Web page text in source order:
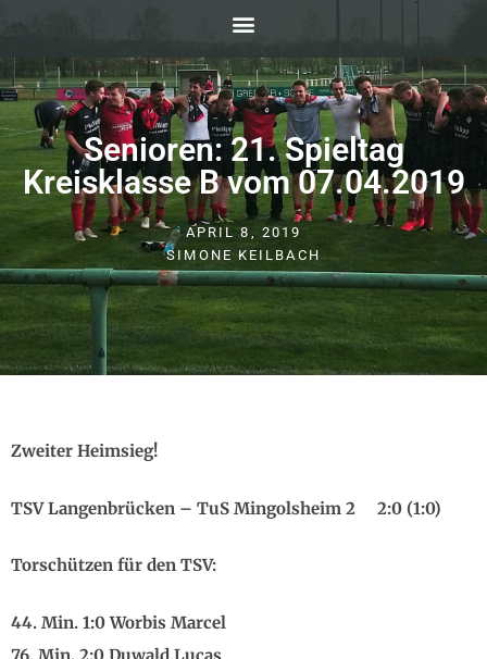
Senioren: 21. Spieltag
Kreisklasse B vom 07.04.2019
APRIL 8, 2019
SIMONE KEILBACH
Zweiter Heimsieg!
TSV Langenbrücken – TuS Mingolsheim 2 2:0 (1:0)
Torschützen für den TSV:
44. Min. 1:0 Worbis Marcel
76. Min. 2:0 Duwald Lucas